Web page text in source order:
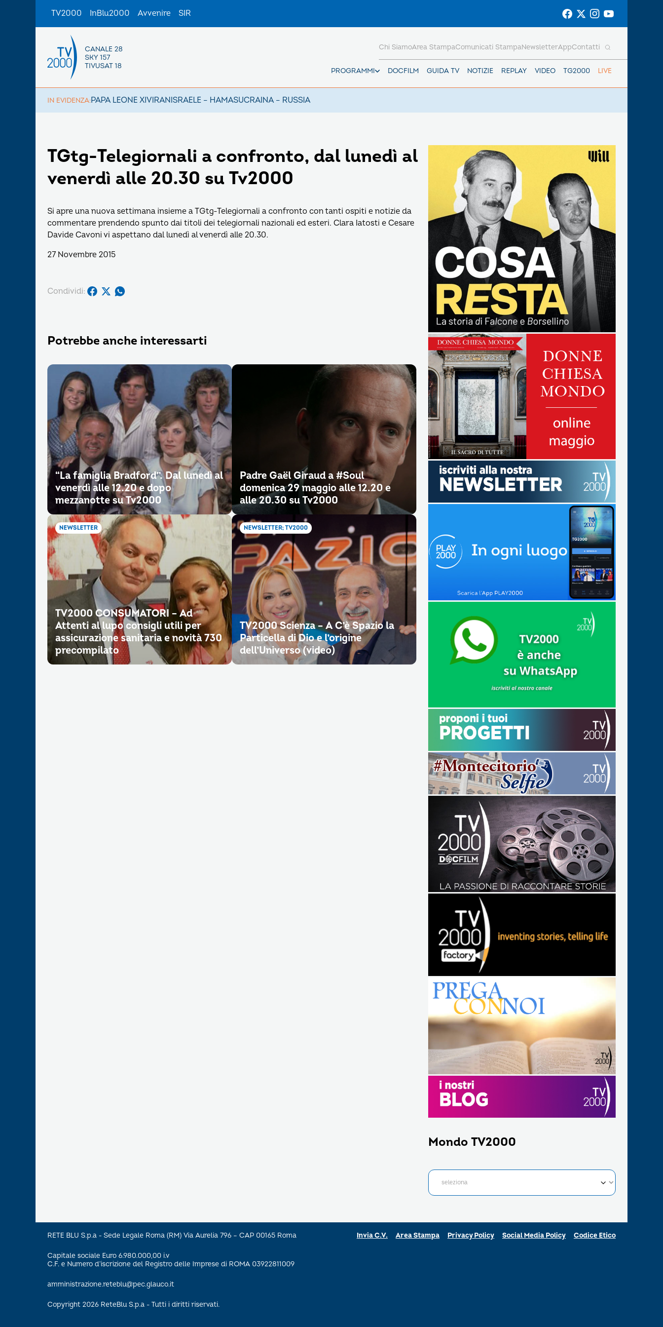
TV2000 InBlu2000 Avvenire SIR
CANALE 28
SKY 157
TIVUSAT 18
PROGRAMMI DOCFILM GUIDA TV NOTIZIE REPLAY VIDEO TG2000 LIVE
Chi SiamoArea StampaComunicati StampaNewsletterAppContatti
IN EVIDENZA:PAPA LEONE XIVIRANISRAELE – HAMASUCRAINA – RUSSIA
TGtg-Telegiornali a confronto, dal lunedì al
venerdì alle 20.30 su Tv2000
Si apre una nuova settimana insieme a TGtg-Telegiornali a confronto con tanti ospiti e notizie da
commentare prendendo spunto dai titoli dei telegiornali nazionali ed esteri. Clara Iatosti e Cesare
Davide Cavoni vi aspettano dal lunedì al venerdì alle 20.30.
27 Novembre 2015
Condividi:
Potrebbe anche interessarti
“La famiglia Bradford”. Dal lunedì al
venerdì alle 12.20 e dopo
mezzanotte su Tv2000
Padre Gaël Giraud a #Soul
domenica 29 maggio alle 12.20 e
alle 20.30 su Tv2000
NEWSLETTER
TV2000 CONSUMATORI – Ad
Attenti al lupo consigli utili per
assicurazione sanitaria e novità 730
precompilato
NEWSLETTER; TV2000
TV2000 Scienza – A C’è Spazio la
Particella di Dio e l’origine
dell’Universo (video)
Mondo TV2000
RETE BLU S.p.a - Sede Legale Roma (RM) Via Aurelia 796 – CAP 00165 Roma
Capitale sociale Euro 6.980.000,00 i.v
C.F. e Numero d’iscrizione del Registro delle Imprese di ROMA 03922811009
amministrazione.reteblu@pec.glauco.it
Copyright 2026 ReteBlu S.p.a - Tutti i diritti riservati.
Invia C.V. Area Stampa Privacy Policy Social Media Policy Codice Etico